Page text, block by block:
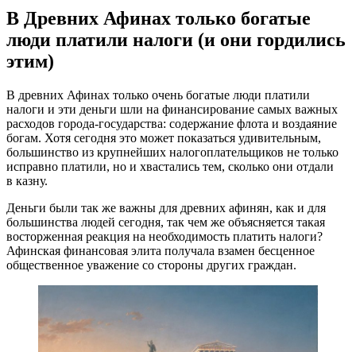
В Древних Афинах только богатые
люди платили налоги (и они гордились
этим)
В древних Афинах только очень богатые люди платили
налоги и эти деньги шли на финансирование самых важных
расходов города-государства: содержание флота и воздаяние
богам. Хотя сегодня это может показаться удивительным,
большинство из крупнейших налогоплательщиков не только
исправно платили, но и хвастались тем, сколько они отдали
в казну.
Деньги были так же важны для древних афинян, как и для
большинства людей сегодня, так чем же объясняется такая
восторженная реакция на необходимость платить налоги?
Афинская финансовая элита получала взамен бесценное
общественное уважение со стороны других граждан.